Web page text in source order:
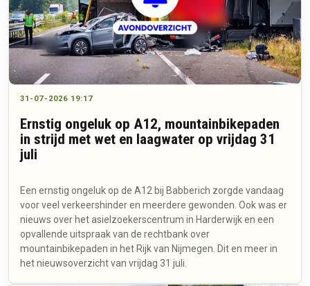
31-07-2026 19:17
Ernstig ongeluk op A12, mountainbikepaden
in strijd met wet en laagwater op vrijdag 31
juli
Een ernstig ongeluk op de A12 bij Babberich zorgde vandaag
voor veel verkeershinder en meerdere gewonden. Ook was er
nieuws over het asielzoekerscentrum in Harderwijk en een
opvallende uitspraak van de rechtbank over
mountainbikepaden in het Rijk van Nijmegen. Dit en meer in
het nieuwsoverzicht van vrijdag 31 juli.